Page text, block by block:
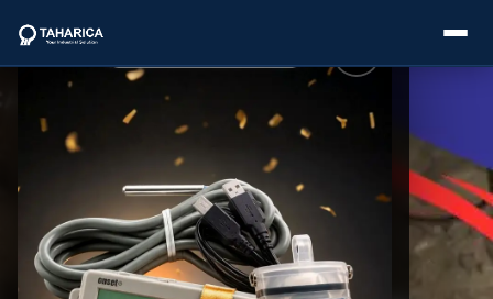
Categories
Brands